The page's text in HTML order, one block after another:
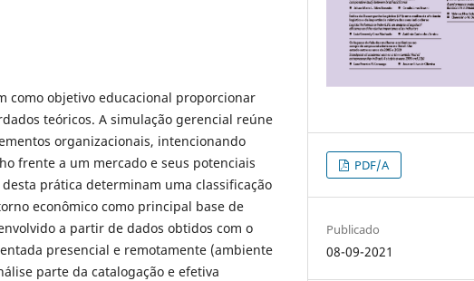
como objetivo educacional proporcionar
teóricos. A simulação gerencial reúne
organizacionais, intencionando
frente a um mercado e seus potenciais
prática determinam uma classificação
econômico como principal base de
a partir de dados obtidos com o
presencial e remotamente (ambiente
parte da catalogação e efetiva
PDF/A
Publicado
08-09-2021